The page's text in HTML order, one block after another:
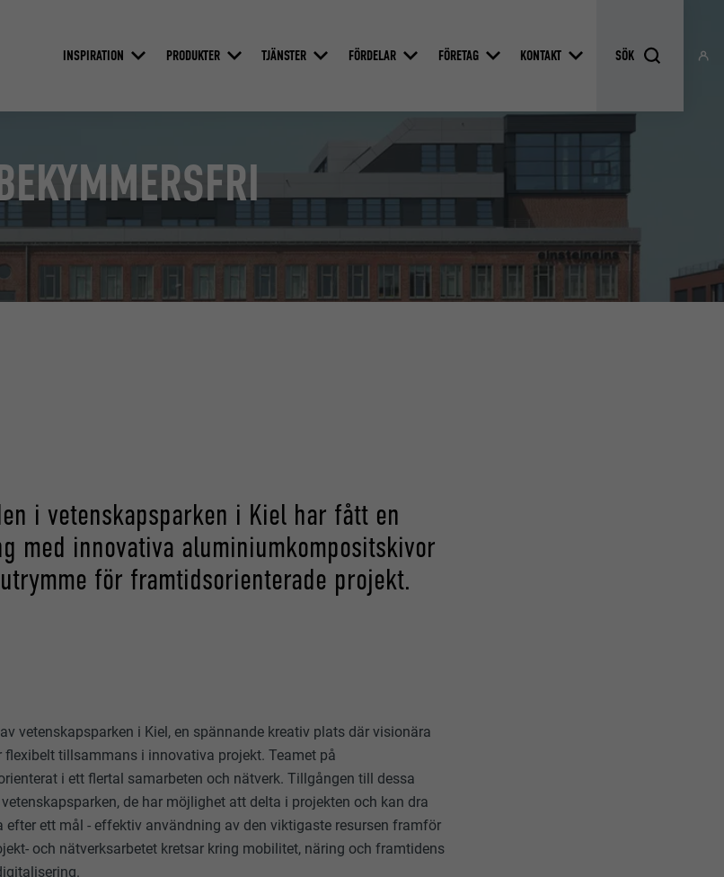
INSPIRATION PRODUKTER TJÄNSTER FÖRDELAR FÖRETAG KONTAKT
i vetenskapsparken i Kiel har fått en
med innovativa aluminiumkompositskivor
för framtidsorienterade projekt.
vetenskapsparken i Kiel, en spännande kreativ plats där visionära
flexibelt tillsammans i innovativa projekt. Teamet på
i ett flertal samarbeten och nätverk. Tillgången till dessa
de har möjlighet att delta i projekten och kan dra
efter ett mål - effektiv användning av den viktigaste resursen framför
och nätverksarbetet kretsar kring mobilitet, näring och framtidens